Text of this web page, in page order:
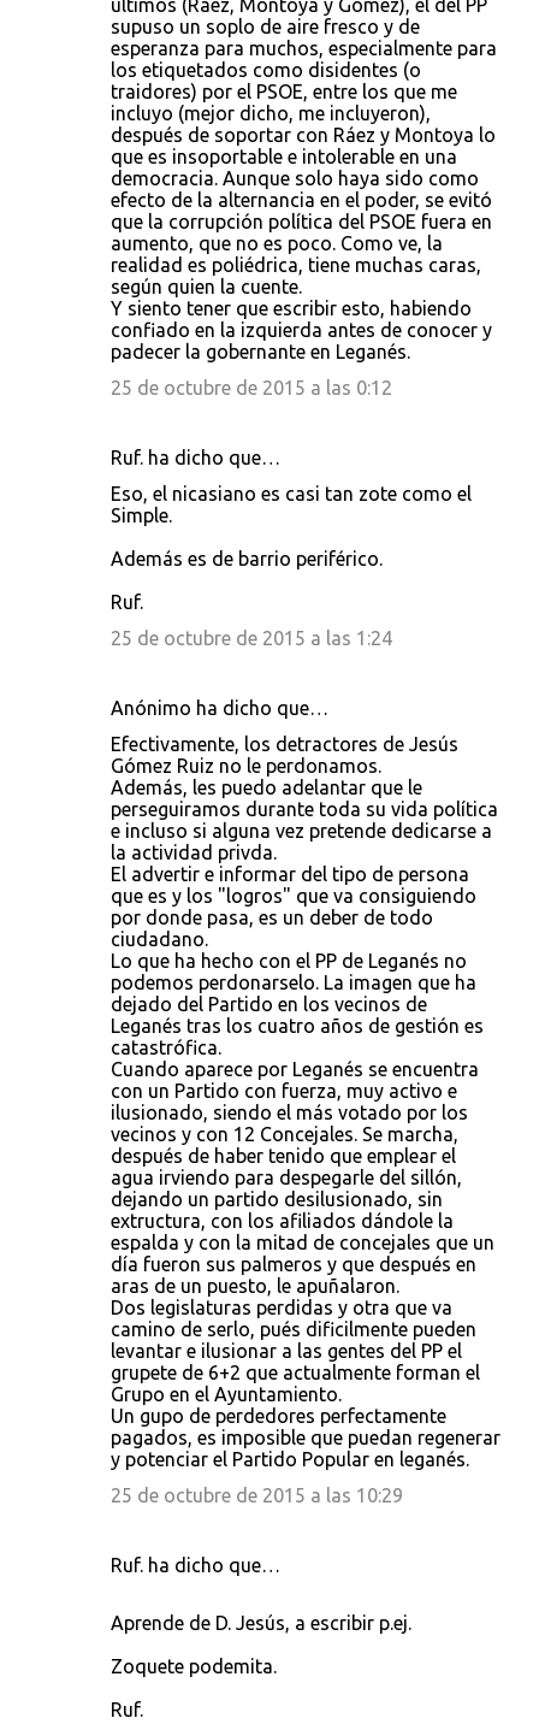
últimos (Ráez, Montoya y Gómez), el del PP
supuso un soplo de aire fresco y de
esperanza para muchos, especialmente para
los etiquetados como disidentes (o
traidores) por el PSOE, entre los que me
incluyo (mejor dicho, me incluyeron),
después de soportar con Ráez y Montoya lo
que es insoportable e intolerable en una
democracia. Aunque solo haya sido como
efecto de la alternancia en el poder, se evitó
que la corrupción política del PSOE fuera en
aumento, que no es poco. Como ve, la
realidad es poliédrica, tiene muchas caras,
según quien la cuente.
Y siento tener que escribir esto, habiendo
confiado en la izquierda antes de conocer y
padecer la gobernante en Leganés.
25 de octubre de 2015 a las 0:12
Ruf. ha dicho que…
Eso, el nicasiano es casi tan zote como el
Simple.
Además es de barrio periférico.
Ruf.
25 de octubre de 2015 a las 1:24
Anónimo ha dicho que…
Efectivamente, los detractores de Jesús
Gómez Ruiz no le perdonamos.
Además, les puedo adelantar que le
perseguiramos durante toda su vida política
e incluso si alguna vez pretende dedicarse a
la actividad privda.
El advertir e informar del tipo de persona
que es y los "logros" que va consiguiendo
por donde pasa, es un deber de todo
ciudadano.
Lo que ha hecho con el PP de Leganés no
podemos perdonarselo. La imagen que ha
dejado del Partido en los vecinos de
Leganés tras los cuatro años de gestión es
catastrófica.
Cuando aparece por Leganés se encuentra
con un Partido con fuerza, muy activo e
ilusionado, siendo el más votado por los
vecinos y con 12 Concejales. Se marcha,
después de haber tenido que emplear el
agua irviendo para despegarle del sillón,
dejando un partido desilusionado, sin
extructura, con los afiliados dándole la
espalda y con la mitad de concejales que un
día fueron sus palmeros y que después en
aras de un puesto, le apuñalaron.
Dos legislaturas perdidas y otra que va
camino de serlo, pués dificilmente pueden
levantar e ilusionar a las gentes del PP el
grupete de 6+2 que actualmente forman el
Grupo en el Ayuntamiento.
Un gupo de perdedores perfectamente
pagados, es imposible que puedan regenerar
y potenciar el Partido Popular en leganés.
25 de octubre de 2015 a las 10:29
Ruf. ha dicho que…
Aprende de D. Jesús, a escribir p.ej.
Zoquete podemita.
Ruf.